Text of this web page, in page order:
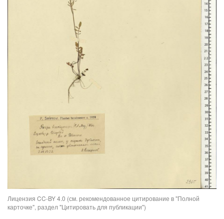
Лицензия CC-BY 4.0 (см. рекомендованное цитирование в "Полной
карточке", раздел "Цитировать для публикации")